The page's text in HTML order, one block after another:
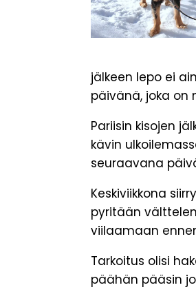
jälkeen lepo ei
päivänä, joka on
Pariisin kisojen
kävin
seuraavana
Keskiviikkona
pyritään
viilaamaan
Tarkoitus olisi
päähän pääsin